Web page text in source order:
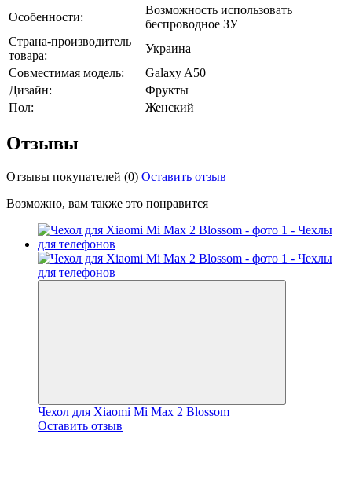
Особенности:
Возможность использовать
беспроводное ЗУ
Страна-производитель
товара:
Украина
Совместимая модель:
Galaxy A50
Дизайн:
Фрукты
Пол:
Женский
Отзывы
Отзывы покупателей (0) Оставить отзыв
Возможно, вам также это понравится
Чехол для Xiaomi Mi Max 2 Blossom
Оставить отзыв